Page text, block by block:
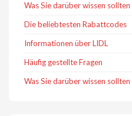
Was Sie darüber wissen sollten
Die beliebtesten Rabattcodes
Informationen über LIDL
Häufig gestellte Fragen
Was Sie darüber wissen sollten